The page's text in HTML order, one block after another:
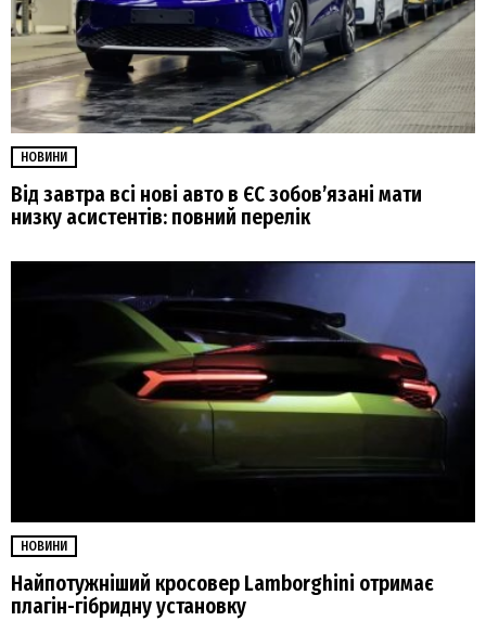
НОВИНИ
Від завтра всі нові авто в ЄС зобовʼязані мати
низку асистентів: повний перелік
НОВИНИ
Найпотужніший кросовер Lamborghini отримає
плагін-гібридну установку